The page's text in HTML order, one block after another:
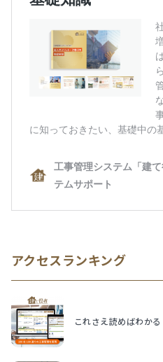
アクセスランキング
これさえ読めばわか